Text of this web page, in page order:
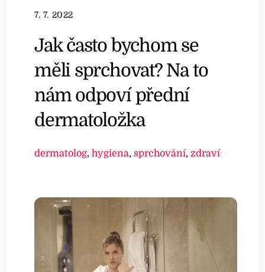
7. 7. 2022
Jak často bychom se
měli sprchovat? Na to
nám odpoví přední
dermatoložka
dermatolog,hygiena,sprchování,zdraví